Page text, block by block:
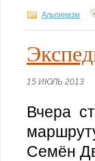
Альпинизм
15 ИЮЛЬ 2013
Вчера
Семён